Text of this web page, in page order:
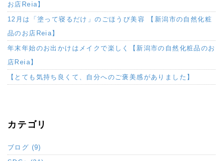
お店Reia】
12月は「塗って寝るだけ」のごほうび美容 【新潟市の自然化粧
品のお店Reia】
年末年始のお出かけはメイクで楽しく【新潟市の自然化粧品のお
店Reia】
【とても気持ち良くて、自分へのご褒美感がありました】
カテゴリ
ブログ (9)